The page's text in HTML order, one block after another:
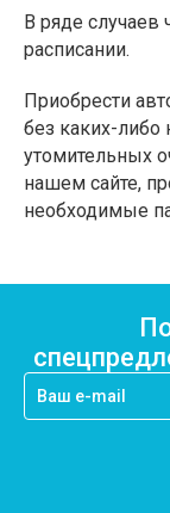
В ряде случаев
расписании.
Приобрести
без каких-либо
утомительных
нашем сайте,
необходимые